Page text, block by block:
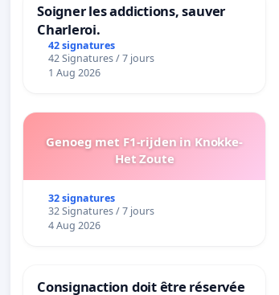
Soigner les addictions, sauver
Charleroi.
42 signatures
42 Signatures / 7 jours
1 Aug 2026
Genoeg met F1-rijden in Knokke-
Het Zoute
32 signatures
32 Signatures / 7 jours
4 Aug 2026
Consignaction doit être réservée